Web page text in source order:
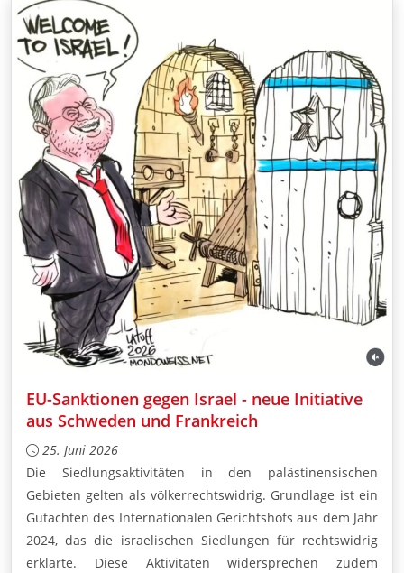
EU-Sanktionen gegen Israel - neue Initiative
aus Schweden und Frankreich
25. Juni 2026
Die Siedlungsaktivitäten in den palästinensischen
Gebieten gelten als völkerrechtswidrig. Grundlage ist ein
Gutachten des Internationalen Gerichtshofs aus dem Jahr
2024, das die israelischen Siedlungen für rechtswidrig
erklärte. Diese Aktivitäten widersprechen zudem